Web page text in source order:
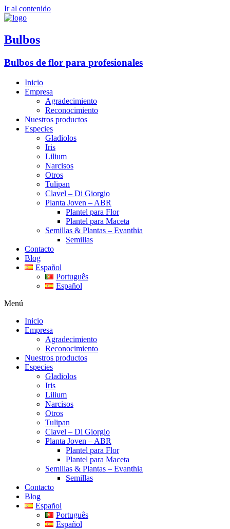
Ir al contenido
Bulbos
Bulbos de flor para profesionales
Inicio
Empresa
Agradecimiento
Reconocimiento
Nuestros productos
Especies
Gladiolos
Iris
Lilium
Narcisos
Otros
Tulipan
Clavel – Di Giorgio
Planta Joven – ABR
Plantel para Flor
Plantel para Maceta
Semillas & Plantas – Evanthia
Semillas
Contacto
Blog
Español
Português
Español
Menú
Inicio
Empresa
Agradecimiento
Reconocimiento
Nuestros productos
Especies
Gladiolos
Iris
Lilium
Narcisos
Otros
Tulipan
Clavel – Di Giorgio
Planta Joven – ABR
Plantel para Flor
Plantel para Maceta
Semillas & Plantas – Evanthia
Semillas
Contacto
Blog
Español
Português
Español